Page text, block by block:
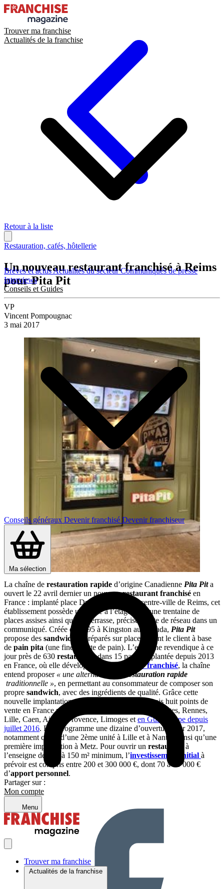
Trouver ma franchise
Actualités de la franchise
Brèves et actusActualités du secteurCommuniqués de presse
Interviews
Conseils et Guides
Conseils généraux Devenir franchisé Devenir franchiseur
Ma sélection
Mon compte
Menu
Trouver ma franchise
Actualités de la franchise
Retour à la liste
Restauration, cafés, hôtellerie
Un nouveau restaurant franchisé à Reims
pour Pita Pit
VP
Vincent Pompougnac
3 mai 2017
La chaîne de restauration rapide d’origine Canadienne Pita Pita
ouvert le 22 avril dernier un nouveaurestaurant franchisé en
France : implanté place Drouet d’Erlon, au centre-ville de Reims, cet
établissement possède une salle à l’étage avec une trentaine de
places assises ainsi qu’une terrasse, précise la tête de réseau dans un
communiqué. Créée en 1995 à Kingston au Canada, Pita Pit
propose des sandwiches
préparés sur place devant le client à base
de pain pita (une fine galette de pain). L’enseigne revendique à ce
jour près de 630 restaurantsdans 15 pays. Implantée depuis 2013
en France, où elle développée par un
master franchisé, la chaîne
entend proposer « une alternative à la
restauration rapide
traditionnelle », en permettant au consommateur de composer son
propre sandwich, avec des ingrédients de qualité. Grâce cette
nouvelle implantation,Pita Pit
regroupe désormais huit points de
vente en France puisqu’elle était déjà présente à Nantes, Rennes,
Lille, Caen, Aix-en-Provence, Limoges et en Guadeloupe depuis
juillet 2016. Elle programme une dizaine d’ouvertures sur 2017,
notamment celles d’une 2ème unité à Lille et à Nantes, ainsi qu’une
première implantation à Metz. Pour ouvrir un restaurant
à
l’enseigne de 100 à 150 m² minimum, l’investissement initial à
prévoir est compris entre 200 et 300 000 €, dont 70 à 80 000 €
d’apport personnel.
Partager sur :